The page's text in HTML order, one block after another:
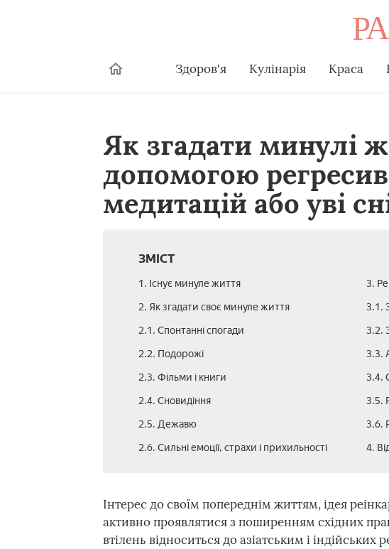
Здоров'я Кулінарія Краса
Як згадати минулі
допомогою
медитацій або уві
ЗМІСТ
1. Існує минуле життя
2. Як згадати своє минуле життя
2.1. Спонтанні спогади
2.2. Подорожі
2.3. Фільми і книги
2.4. Сновидіння
2.5. Дежавю
2.6. Сильні емоції, страхи і прихильності
3.
3.1.
3.2.
3.3.
3.4.
3.5.
3.6.
4.
Інтерес до своїм попереднім життям, ідея
активно проявлятися з поширенням східних
втілень відноситься до азіатським і індійських